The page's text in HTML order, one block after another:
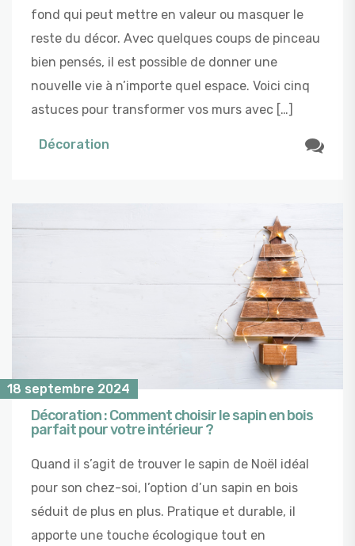
fond qui peut mettre en valeur ou masquer le
reste du décor. Avec quelques coups de pinceau
bien pensés, il est possible de donner une
nouvelle vie à n’importe quel espace. Voici cinq
astuces pour transformer vos murs avec […]
Décoration
18 septembre 2024
Décoration : Comment choisir le sapin en bois
parfait pour votre intérieur ?
Quand il s’agit de trouver le sapin de Noël idéal
pour son chez-soi, l’option d’un sapin en bois
séduit de plus en plus. Pratique et durable, il
apporte une touche écologique tout en